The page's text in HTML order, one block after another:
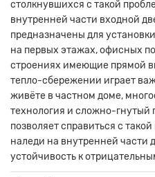
столкнувшихся с такой
внутренней части входной
предназначены для
на первых этажах, офисных
строениях имеющие прямой
тепло-сбережении играет
живёте в частном доме,
технология и сложно-гнутый
позволяет справиться с
наледи на внутренней части
устойчивость к